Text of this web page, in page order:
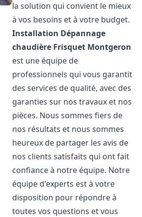
la solution qui convient le mieux
à vos besoins et à votre budget.
Installation Dépannage
chaudière Frisquet Montgeron
est une équipe de
professionnels qui vous garantit
des services de qualité, avec des
garanties sur nos travaux et nos
pièces. Nous sommes fiers de
nos résultats et nous sommes
heureux de partager les avis de
nos clients satisfaits qui ont fait
confiance à notre équipe. Notre
équipe d'experts est à votre
disposition pour répondre à
toutes vos questions et vous